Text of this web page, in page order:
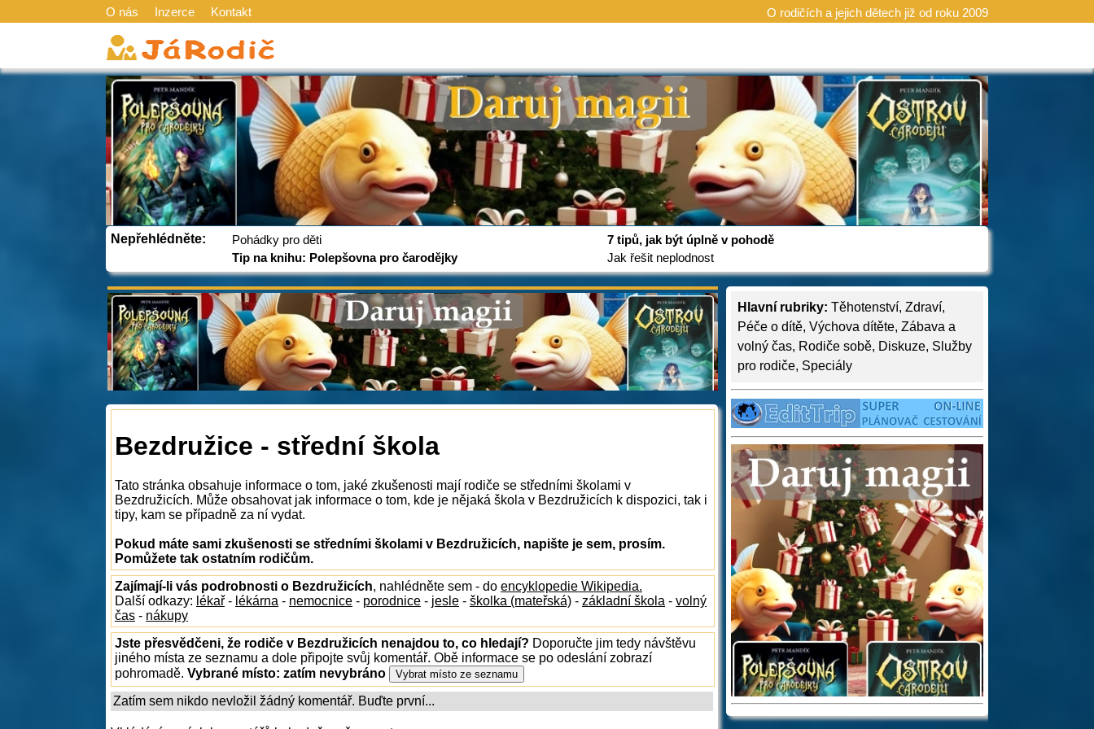
O nás Inzerce Kontakt O rodičích a jejich dětech již od roku 2009
Nepřehlédněte:
Pohádky pro děti
Tip na knihu: Polepšovna pro čarodějky
7 tipů, jak být úplně v pohodě
Jak řešit neplodnost
Hlavní rubriky: Těhotenství, Zdraví,
Péče o dítě, Výchova dítěte, Zábava a
volný čas, Rodiče sobě, Diskuze, Služby
pro rodiče, Speciály
Bezdružice - střední škola
Tato stránka obsahuje informace o tom, jaké zkušenosti mají rodiče se středními školami v
Bezdružicích. Může obsahovat jak informace o tom, kde je nějaká škola v Bezdružicích k dispozici, tak i
tipy, kam se případně za ní vydat.
Pokud máte sami zkušenosti se středními školami v Bezdružicích, napište je sem, prosím.
Pomůžete tak ostatním rodičům.
Zajímají-li vás podrobnosti o Bezdružicích, nahlédněte sem - do encyklopedie Wikipedia.
Další odkazy: lékař - lékárna - nemocnice - porodnice - jesle - školka (mateřská) - základní škola - volný
čas - nákupy
Jste přesvědčeni, že rodiče v Bezdružicích nenajdou to, co hledají? Doporučte jim tedy návštěvu
jiného místa ze seznamu a dole připojte svůj komentář. Obě informace se po odeslání zobrazí
pohromadě. Vybrané místo: zatím nevybráno
Zatím sem nikdo nevložil žádný komentář. Buďte první...